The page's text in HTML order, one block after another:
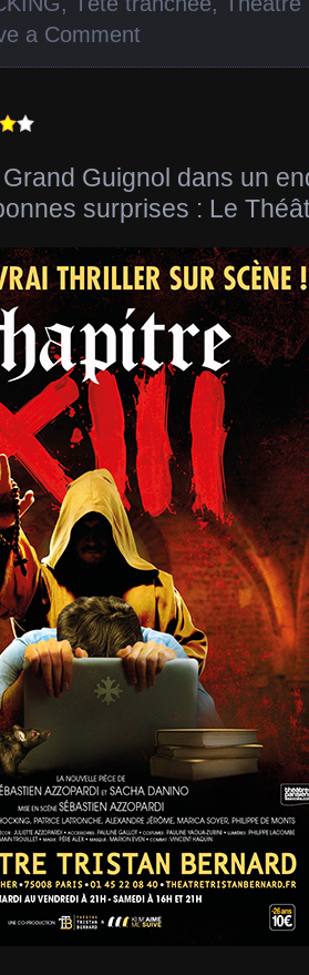
a Comment
Guignol dans un
surprises : Le